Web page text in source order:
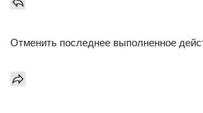
Отменить последнее выполненное